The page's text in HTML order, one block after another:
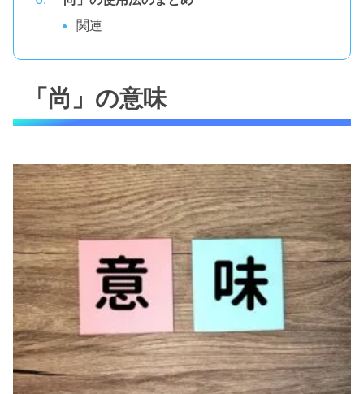
関連
「尚」の意味